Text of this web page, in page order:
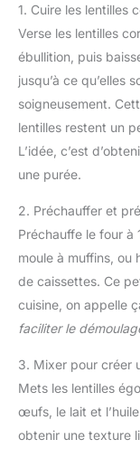
1. Cuire les lentilles
Verse les lentilles
ébullition, puis
jusqu’à ce qu’elles
soigneusement.
lentilles restent un
L’idée, c’est
une purée.
2. Préchauffer et
Préchauffe le four à
moule à muffins, ou
de caissettes. Ce
cuisine, on appelle
faciliter le
3. Mixer pour créer
Mets les lentilles
œufs, le lait et
obtenir une texture